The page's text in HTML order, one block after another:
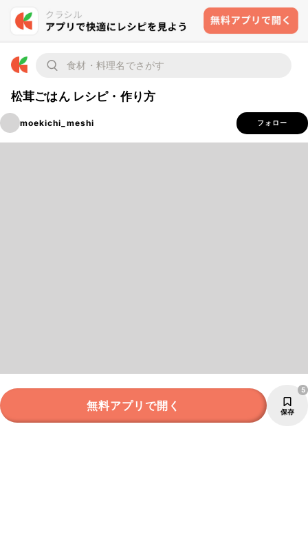
松茸ごはん レシピ・作り方
moekichi_meshi フォロー
無料アプリで開く 保存
5